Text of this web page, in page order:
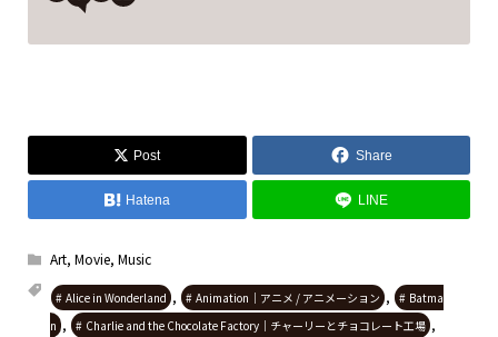
Post Share
Hatena LINE
Art, Movie, Music
Alice in Wonderland , Animation｜アニメ / アニメーション ,
Batma
n , Charlie and the Chocolate Factory｜チャーリーとチョコレート工場 ,